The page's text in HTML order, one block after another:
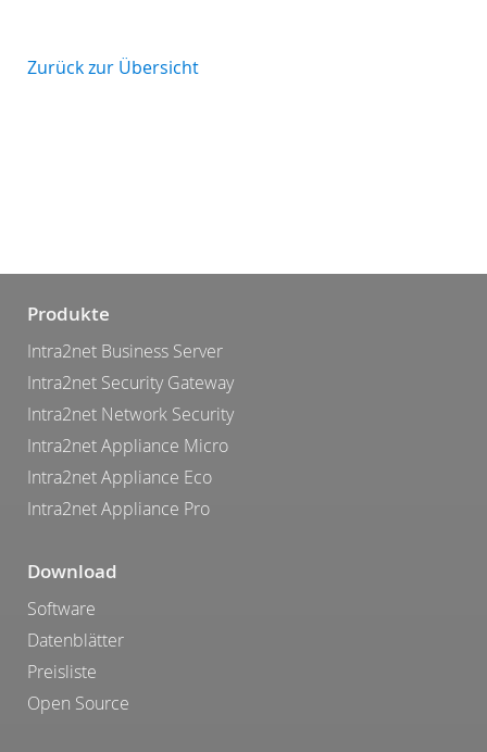
Zurück zur Übersicht
Produkte
Intra2net Business Server
Intra2net Security Gateway
Intra2net Network Security
Intra2net Appliance Micro
Intra2net Appliance Eco
Intra2net Appliance Pro
Download
Software
Datenblätter
Preisliste
Open Source